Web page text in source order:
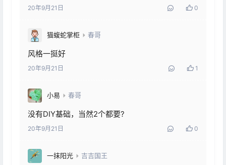
20年9月21日 0
猫蝮蛇掌柜 春哥
风格一挺好
20年9月21日 1
小易 春哥
没有DIY基础，当然2个都要?
20年9月21日 0
一抹阳光 吉吉国王